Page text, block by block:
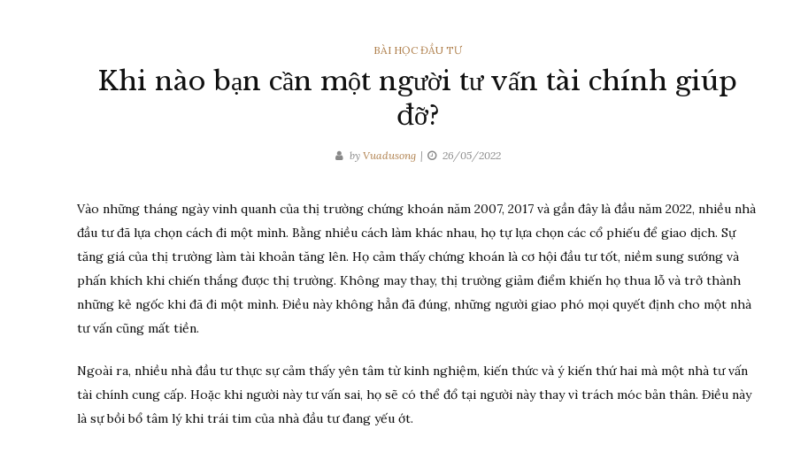
THỂ
LOẠI
BÀI HỌC ĐẦU TƯ
Khi nào bạn cần một người tư vấn tài chính giúp
đỡ?
by Vuadusong 26/05/2022
Vào những tháng ngày vinh quanh của thị trường chứng khoán năm 2007, 2017 và gần đây là đầu năm 2022, nhiều nhà
đầu tư đã lựa chọn cách đi một mình. Bằng nhiều cách làm khác nhau, họ tự lựa chọn các cổ phiếu để giao dịch. Sự
tăng giá của thị trường làm tài khoản tăng lên. Họ cảm thấy chứng khoán là cơ hội đầu tư tốt, niềm sung sướng và
phấn khích khi chiến thắng được thị trường. Không may thay, thị trường giảm điểm khiến họ thua lỗ và trở thành
những kẻ ngốc khi đã đi một mình. Điều này không hẳn đã đúng, những người giao phó mọi quyết định cho một nhà
tư vấn cũng mất tiền.
Ngoài ra, nhiều nhà đầu tư thực sự cảm thấy yên tâm từ kinh nghiệm, kiến thức và ý kiến thứ hai mà một nhà tư vấn
tài chính cung cấp. Hoặc khi người này tư vấn sai, họ sẽ có thể đổ tại người này thay vì trách móc bản thân. Điều này
là sự bồi bổ tâm lý khi trái tim của nhà đầu tư đang yếu ớt.